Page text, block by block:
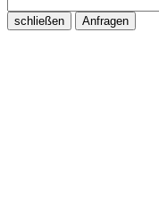
schließen Anfragen